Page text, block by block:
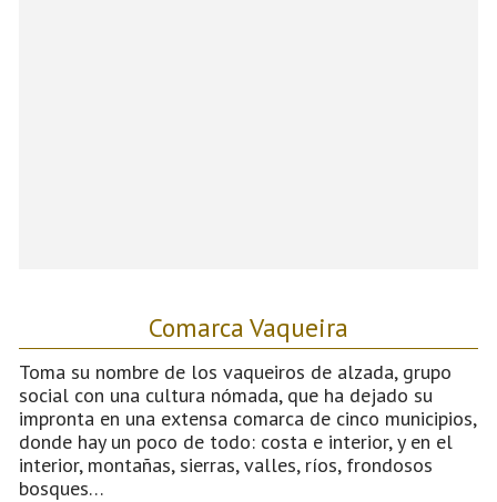
Comarca Vaqueira
Toma su nombre de los vaqueiros de alzada, grupo
social con una cultura nómada, que ha dejado su
impronta en una extensa comarca de cinco municipios,
donde hay un poco de todo: costa e interior, y en el
interior, montañas, sierras, valles, ríos, frondosos
bosques…